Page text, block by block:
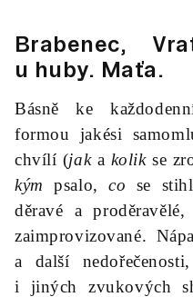
Brabenec,
u huby. Maťa.
Básně ke
formou jakési
chvílí (jaka kolikse
kým psalo,co se
děravé a
zaimprovizované.
a další
i jiných zvukových